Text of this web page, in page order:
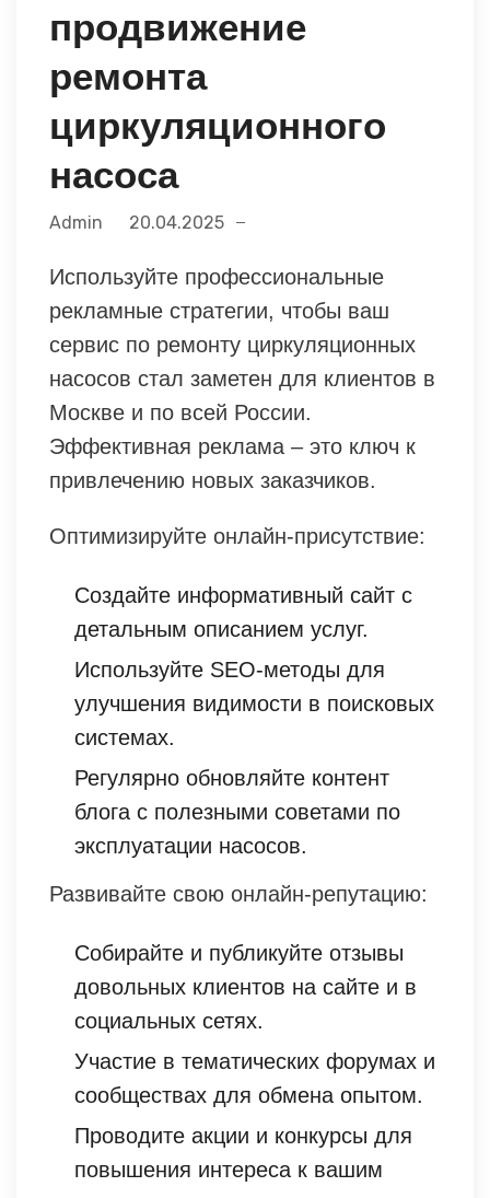
продвижение
ремонта
циркуляционного
насоса
Admin 20.04.2025
Используйте профессиональные
рекламные стратегии, чтобы ваш
сервис по ремонту циркуляционных
насосов стал заметен для клиентов в
Москве и по всей России.
Эффективная реклама – это ключ к
привлечению новых заказчиков.
Оптимизируйте онлайн-присутствие:
Создайте информативный сайт с
детальным описанием услуг.
Используйте SEO-методы для
улучшения видимости в поисковых
системах.
Регулярно обновляйте контент
блога с полезными советами по
эксплуатации насосов.
Развивайте свою онлайн-репутацию:
Собирайте и публикуйте отзывы
довольных клиентов на сайте и в
социальных сетях.
Участие в тематических форумах и
сообществах для обмена опытом.
Проводите акции и конкурсы для
повышения интереса к вашим